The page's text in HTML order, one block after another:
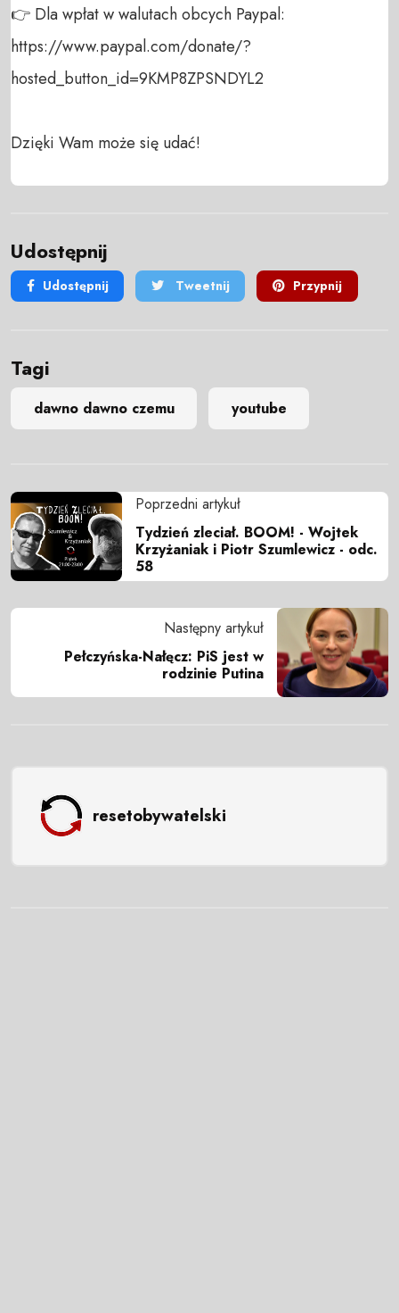
👉 Dla wpłat w walutach obcych Paypal:
https://www.paypal.com/donate/?
hosted_button_id=9KMP8ZPSNDYL2
Dzięki Wam może się udać!
Udostępnij
Udostępnij Tweetnij Przypnij
Tagi
dawno dawno czemu youtube
Poprzedni artykuł
Tydzień zleciał. BOOM! - Wojtek
Krzyżaniak i Piotr Szumlewicz - odc.
58
Następny artykuł
Pełczyńska-Nałęcz: PiS jest w
rodzinie Putina
resetobywatelski